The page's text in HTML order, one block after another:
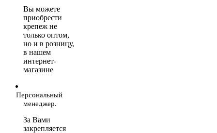
Вы можете
приобрести
крепеж не
только оптом,
но и в розницу,
в нашем
интернет-
магазине
Персональный
менеджер.
За Вами
закрепляется